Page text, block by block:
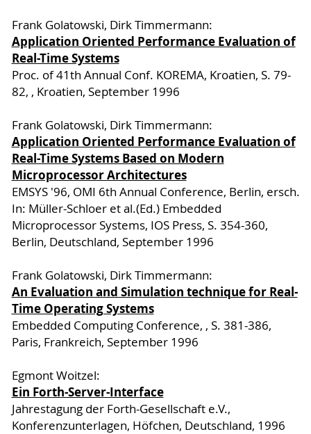
Frank Golatowski, Dirk Timmermann:
Application Oriented Performance Evaluation of
Real-Time Systems
Proc. of 41th Annual Conf. KOREMA, Kroatien, S. 79-
82, , Kroatien, September 1996
Frank Golatowski, Dirk Timmermann:
Application Oriented Performance Evaluation of
Real-Time Systems Based on Modern
Microprocessor Architectures
EMSYS '96, OMI 6th Annual Conference, Berlin, ersch.
In: Müller-Schloer et al.(Ed.) Embedded
Microprocessor Systems, IOS Press, S. 354-360,
Berlin, Deutschland, September 1996
Frank Golatowski, Dirk Timmermann:
An Evaluation and Simulation technique for Real-
Time Operating Systems
Embedded Computing Conference, , S. 381-386,
Paris, Frankreich, September 1996
Egmont Woitzel:
Ein Forth-Server-Interface
Jahrestagung der Forth-Gesellschaft e.V.,
Konferenzunterlagen, Höfchen, Deutschland, 1996